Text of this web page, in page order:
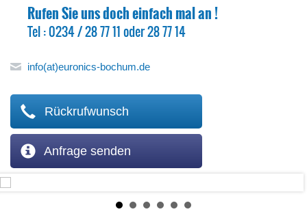
Rufen Sie uns doch einfach mal an !
Tel : 0234 / 28 77 11 oder 28 77 14
info(at)euronics-bochum.de
Rückrufwunsch
Anfrage senden